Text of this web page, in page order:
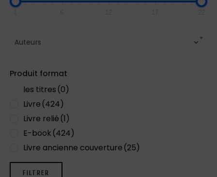
Auteurs
Produit format
les titres (0)
Livre (424)
Livre relié (1)
E-book (424)
Livre ancienne couverture (25)
FILTRER